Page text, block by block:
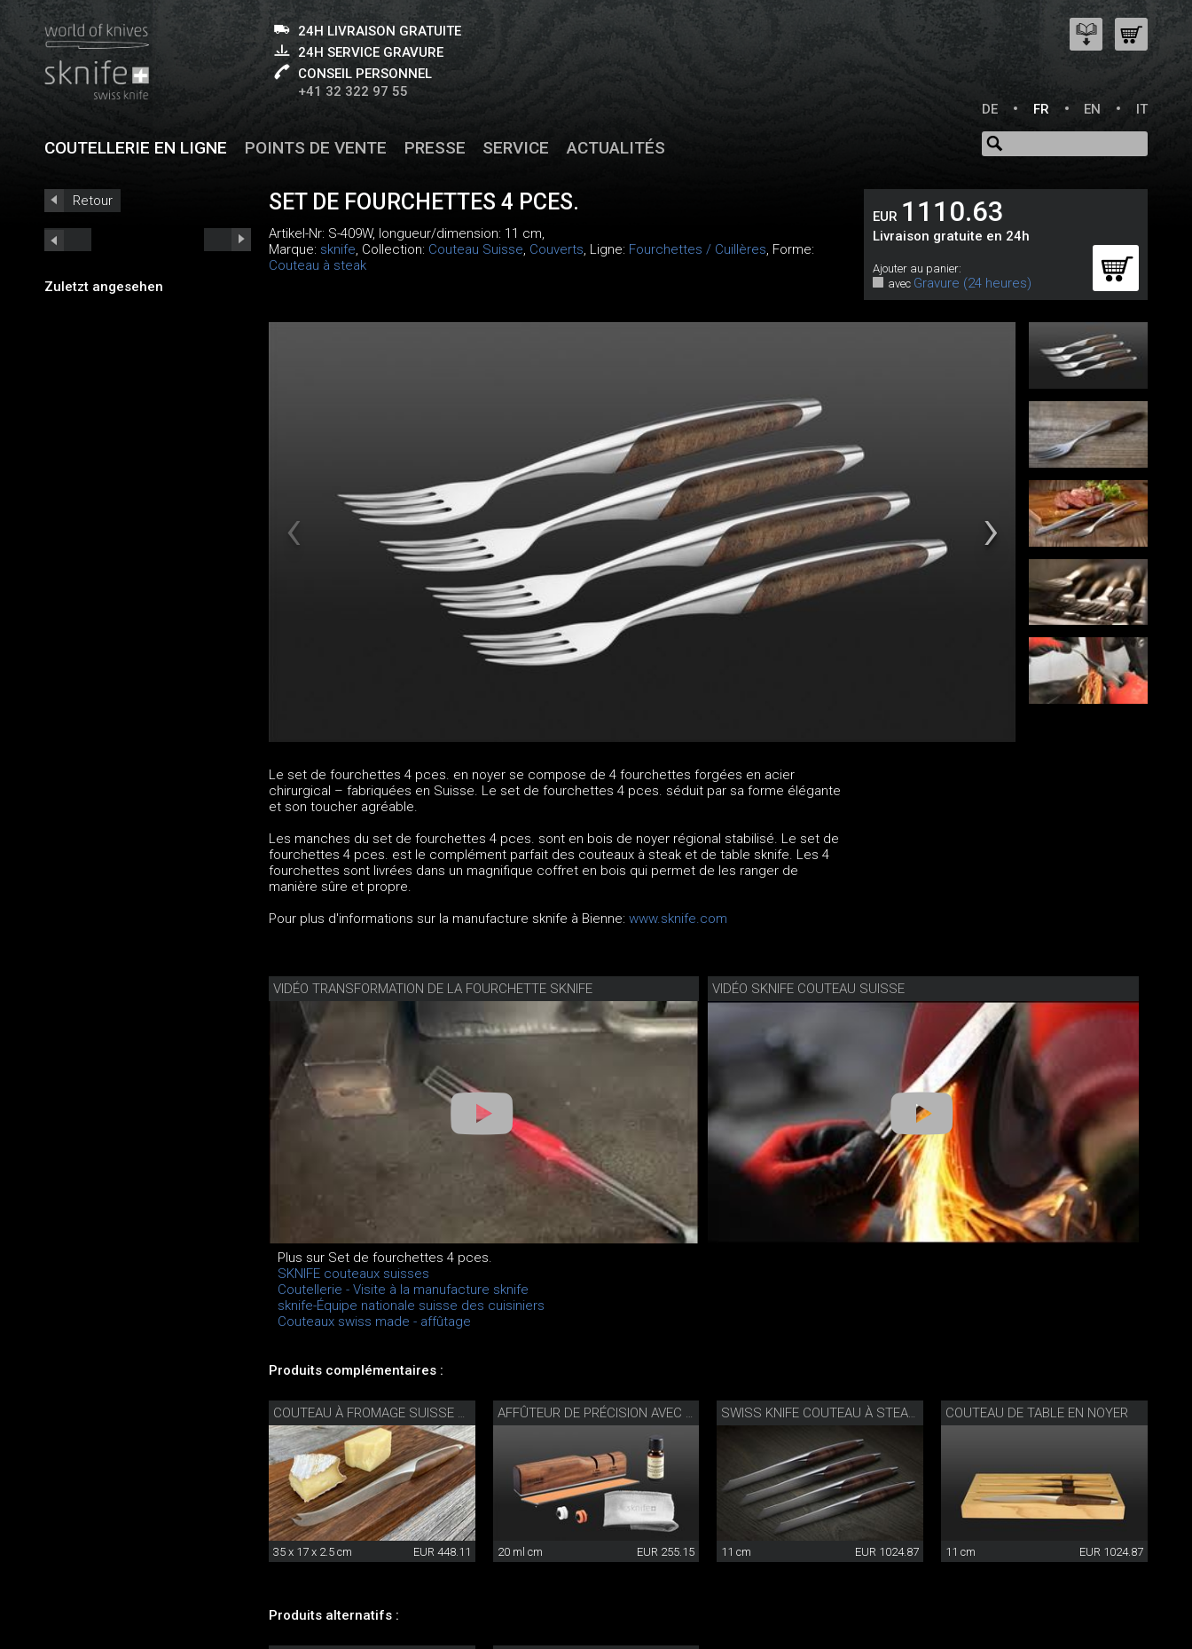
24H LIVRAISON GRATUITE
24H SERVICE GRAVURE
CONSEIL PERSONNEL
+41 32 322 97 55
DE
FR EN IT
COUTELLERIE EN LIGNE POINTS DE VENTE PRESSE SERVICE ACTUALITÉS
Retour
Zuletzt angesehen
SET DE FOURCHETTES 4 PCES.
Artikel-Nr: S-409W, longueur/dimension: 11 cm,
Marque: sknife, Collection: Couteau Suisse, Couverts, Ligne: Fourchettes / Cuillères, Forme:
Couteau à steak
EUR 1110.63
Livraison gratuite en 24h
Ajouter au panier:
avec Gravure (24 heures)
Le set de fourchettes 4 pces. en noyer se compose de 4 fourchettes forgées en acier
chirurgical – fabriquées en Suisse. Le set de fourchettes 4 pces. séduit par sa forme élégante
et son toucher agréable.
Les manches du set de fourchettes 4 pces. sont en bois de noyer régional stabilisé. Le set de
fourchettes 4 pces. est le complément parfait des couteaux à steak et de table sknife. Les 4
fourchettes sont livrées dans un magnifique coffret en bois qui permet de les ranger de
manière sûre et propre.
Pour plus d'informations sur la manufacture sknife à Bienne: www.sknife.com
VIDÉO TRANSFORMATION DE LA FOURCHETTE SKNIFE VIDÉO SKNIFE COUTEAU SUISSE
Plus sur Set de fourchettes 4 pces.
SKNIFE couteaux suisses
Coutellerie - Visite à la manufacture sknife
sknife-Équipe nationale suisse des cuisiniers
Couteaux swiss made - affûtage
Produits complémentaires :
COUTEAU À FROMAGE SUISSE AVEC PLANCHE À DÉCOUPER
35 x 17 x 2.5 cm EUR 448.11
AFFÛTEUR DE PRÉCISION AVEC KIT D'ENTRETIEN
20 ml cm EUR 255.15
SWISS KNIFE COUTEAU À STEAK SET DE 4
11 cm EUR 1024.87
COUTEAU DE TABLE EN NOYER
11 cm EUR 1024.87
Produits alternatifs :